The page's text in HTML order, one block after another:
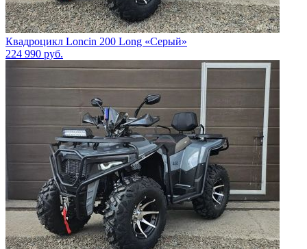
Квадроцикл Loncin 200 Long «Серый»
224 990 руб.